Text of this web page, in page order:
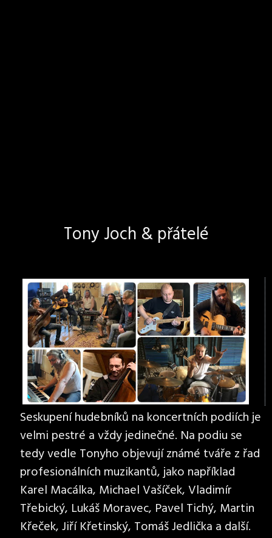
Tony Joch & přátelé
Seskupení hudebníků na koncertních podiích je
velmi pestré a vždy jedinečné. Na podiu se
tedy vedle Tonyho objevují známé tváře z řad
profesionálních muzikantů, jako například
Karel Macálka, Michael Vašíček, Vladimír
Třebický, Lukáš Moravec, Pavel Tichý, Martin
Křeček, Jiří Křetinský, Tomáš Jedlička a další.